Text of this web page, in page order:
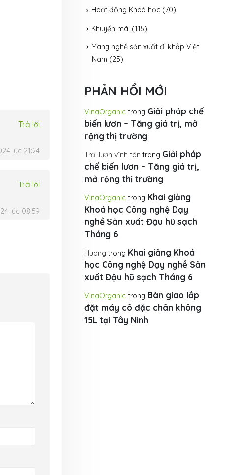
Trả lời
lúc 21:24
Trả lời
lúc 08:59
Hoạt động Khoá học (70)
Khuyến mãi (115)
Mang nghề sản xuất đi khắp Việt
Nam (25)
PHẢN HỒI MỚI
VinaOrganic trong Giải pháp chế
biến lươn – Tăng giá trị, mở
rộng thị trường
Trại lươn vĩnh tân trong Giải pháp
chế biến lươn – Tăng giá trị,
mở rộng thị trường
VinaOrganic trong Khai giảng
Khoá học Công nghệ Dạy
nghề Sản xuất Đậu hũ sạch
Tháng 6
Huong trong Khai giảng Khoá
học Công nghệ Dạy nghề Sản
xuất Đậu hũ sạch Tháng 6
VinaOrganic trong Bàn giao lắp
đặt máy cô đặc chân không
15L tại Tây Ninh